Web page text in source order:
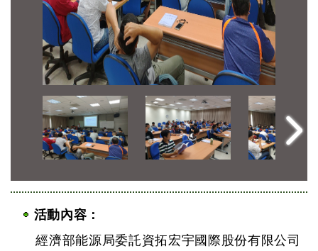
活動內容：
經濟部能源局委託資拓宏宇國際股份有限公司